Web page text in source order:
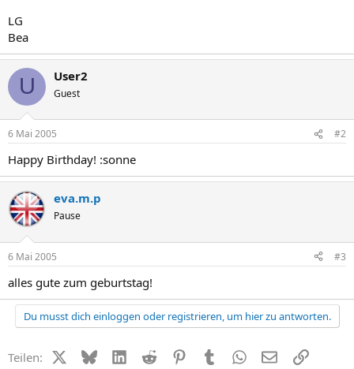
LG
Bea
U User2
Guest
6 Mai 2005 #2
Happy Birthday! :sonne
eva.m.p
Pause
6 Mai 2005 #3
alles gute zum geburtstag!
Du musst dich einloggen oder registrieren, um hier zu antworten.
Teilen: X (Twitter)
BlueskyLinkedIn
Reddit PinterestTumblr WhatsApp
E-MailLink